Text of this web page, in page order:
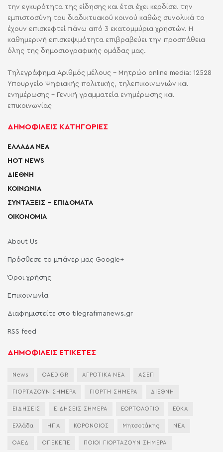
την εγκυρότητα της είδησης και έτσι έχει κερδίσει την
εμπιστοσύνη του διαδικτυακού κοινού καθώς συνολικά το
έχουν επισκεφτεί πάνω από 3 εκατομμύρια χρηστών. Η
καθημερινή επισκεψιμότητα επιβραβεύει την προσπάθεια
όλης της δημοσιογραφικής ομάδας μας.
Τηλεγράφημα Αριθμός μέλους - Μητρώο online media: 12528
Υπουργείο Ψηφιακής πολιτικής, τηλεπικοινωνιών και
ενημέρωσης - Γενική γραμματεία ενημέρωσης και
επικοινωνίας
ΔΗΜΟΦΙΛΕΙΣ ΚΑΤΗΓΟΡΙΕΣ
ΕΛΛΑΔΑ ΝΕΑ
HOT NEWS
ΔΙΕΘΝΗ
ΚΟΙΝΩΝΙΑ
ΣΥΝΤΑΞΕΙΣ – ΕΠΙΔΟΜΑΤΑ
ΟΙΚΟΝΟΜΙΑ
About Us
Πρόσθεσε το μπάνερ μας Google+
Όροι χρήσης
Επικοινωνία
Διαφημιστείτε στο tilegrafimanews.gr
RSS feed
ΔΗΜΟΦΙΛΕΙΣ ΕΤΙΚΕΤΕΣ
News OAED.GR ΑΓΡΟΤΙΚΑ ΝΕΑ ΑΣΕΠ
ΓΙΟΡΤΑΖΟΥΝ ΣΗΜΕΡΑ ΓΙΟΡΤΗ ΣΗΜΕΡΑ ΔΙΕΘΝΗ
ΕΙΔΗΣΕΙΣ ΕΙΔΗΣΕΙΣ ΣΗΜΕΡΑ ΕΟΡΤΟΛΟΓΙΟ ΕΦΚΑ
Ελλάδα ΗΠΑ ΚΟΡΟΝΟΙΟΣ Μητσοτάκης ΝΕΑ
ΟΑΕΔ ΟΠΕΚΕΠΕ ΠΟΙΟΙ ΓΙΟΡΤΑΖΟΥΝ ΣΗΜΕΡΑ